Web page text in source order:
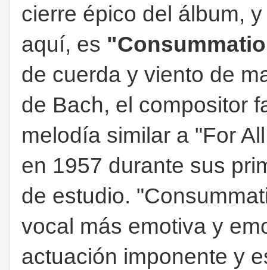
cierre épico del álbum,
aquí, es
de cuerda y viento de
de Bach, el compositor
melodía similar a "For
en 1957 durante sus
de estudio.
vocal más emotiva y
actuación imponente y